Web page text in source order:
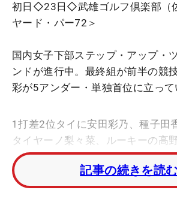
初日◇23日◇武雄ゴルフ倶楽部（
ヤード・パー72＞
国内女子下部ステップ・アップ・
ンドが進行中。最終組が前半の競
彩が5アンダー・単独首位に立って
1打差2位タイに安田彩乃、種子田
タイヤーノ梨々菜、ルーキーの高
タイには中山三奈、新人の木村怜
いる。
記事の続きを読む